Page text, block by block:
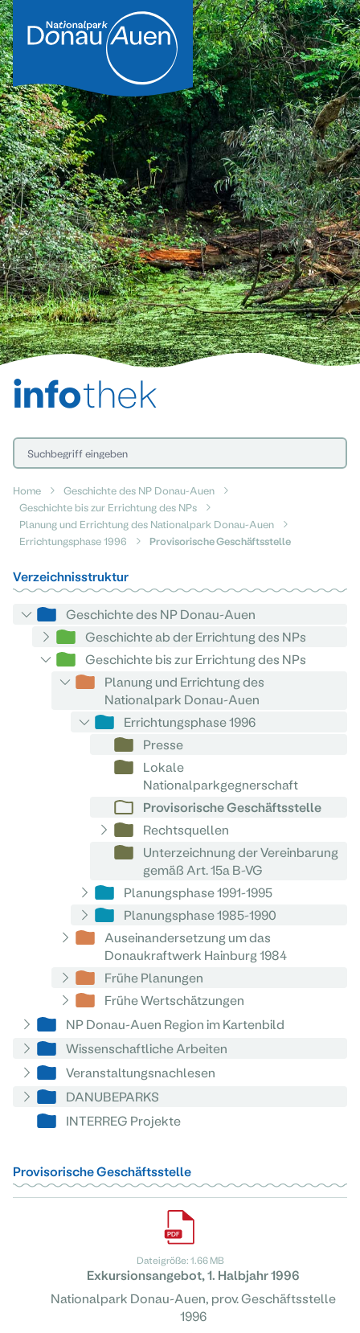
infothek
Home
Geschichte des NP Donau-Auen
Geschichte bis zur Errichtung des NPs
Planung und Errichtung des Nationalpark Donau-Auen
Errichtungsphase 1996
Provisorische Geschäftsstelle
Verzeichnisstruktur
Geschichte des NP Donau-Auen
Geschichte ab der Errichtung des NPs
Geschichte bis zur Errichtung des NPs
Planung und Errichtung des
Nationalpark Donau-Auen
Errichtungsphase 1996
Presse
Lokale
Nationalparkgegnerschaft
Provisorische Geschäftsstelle
Rechtsquellen
Unterzeichnung der Vereinbarung
gemäß Art. 15a B-VG
Planungsphase 1991-1995
Planungsphase 1985-1990
Auseinandersetzung um das
Donaukraftwerk Hainburg 1984
Frühe Planungen
Frühe Wertschätzungen
NP Donau-Auen Region im Kartenbild
Wissenschaftliche Arbeiten
Veranstaltungsnachlesen
DANUBEPARKS
INTERREG Projekte
Provisorische Geschäftsstelle
Dateigröße: 1.66 MB
Exkursionsangebot, 1. Halbjahr 1996
Nationalpark Donau-Auen, prov. Geschäftsstelle
1996